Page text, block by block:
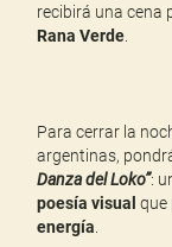
recibirá una cena
Rana Verde
Para cerrar la
argentinas,
Danza del Loko”:
poesía visual que
energía